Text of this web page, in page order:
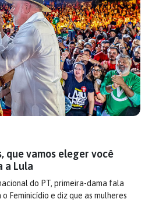
que vamos eleger você
a Lula
do PT, primeira-dama fala
Feminicídio e diz que as mulheres